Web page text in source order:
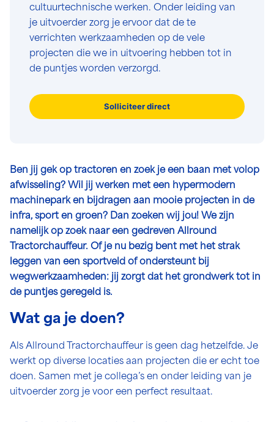
cultuurtechnische werken. Onder leiding van
je uitvoerder zorg je ervoor dat de te
verrichten werkzaamheden op de vele
projecten die we in uitvoering hebben tot in
de puntjes worden verzorgd.
Solliciteer direct
Ben jij gek op tractoren en zoek je een baan met volop
afwisseling? Wil jij werken met een hypermodern
machinepark en bijdragen aan mooie projecten in de
infra, sport en groen? Dan zoeken wij jou! We zijn
namelijk op zoek naar een gedreven Allround
Tractorchauffeur. Of je nu bezig bent met het strak
leggen van een sportveld of ondersteunt bij
wegwerkzaamheden: jij zorgt dat het grondwerk tot in
de puntjes geregeld is.
Wat ga je doen?
Als Allround Tractorchauffeur is geen dag hetzelfde. Je
werkt op diverse locaties aan projecten die er echt toe
doen. Samen met je collega’s en onder leiding van je
uitvoerder zorg je voor een perfect resultaat.